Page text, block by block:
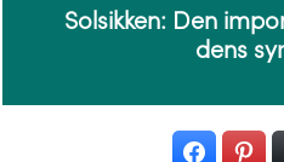
Solsikken: Den
dens